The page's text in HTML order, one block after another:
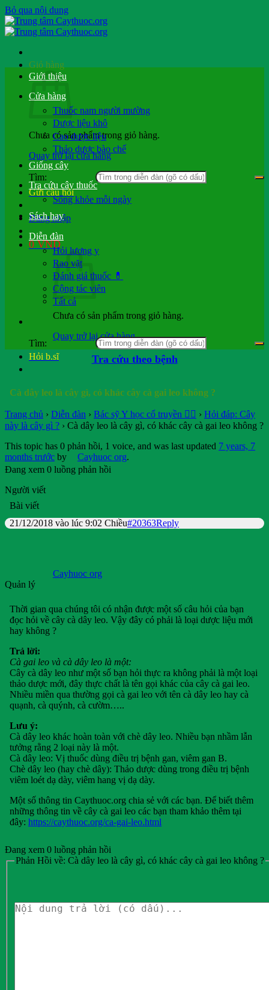
Bỏ qua nội dung
Giỏ hàng
Chưa có sản phẩm trong giỏ hàng.
Quay trở lại cửa hàng
Tìm:
Gửi câu hỏi
Đăng nhập
0VND
Chưa có sản phẩm trong giỏ hàng.
Quay trở lại cửa hàng
Hỏi b.sĩ
Giới thiệu
Cửa hàng
Thuốc nam người mường
Dược liệu khô
Cao dược liệu
Thảo dược bào chế
Giống cây
Tra cứu cây thuốc
Sống khỏe mỗi ngày
Sách hay
Diễn đàn
Hỏi lương y
Rao vặt
Đánh giá thuốc 💊
Cộng tác viên
Tất cả
Tìm:
Tra cứu theo bệnh
Cà dây leo là cây gì, có khác cây cà gai leo không ?
Trang chủ › Diễn đàn › Bác sỹ Y học cổ truyền 👨‍⚕️ › Hỏi đáp: Cây
này là cây gì ? › Cà dây leo là cây gì, có khác cây cà gai leo không ?
This topic has 0 phản hồi, 1 voice, and was last updated 7 years, 7
months trước by Cayhuoc org.
Đang xem 0 luồng phản hồi
Người viết
Bài viết
21/12/2018 vào lúc 9:02 Chiều#20363Reply
Cayhuoc org
Quản lý
Thời gian qua chúng tôi có nhận được một số câu hỏi của bạn
đọc hỏi về cây cà dây leo. Vậy đây có phải là loại dược liệu mới
hay không ?
Trả lời:
Cà gai leo và cà dây leo là một:
Cây cà dây leo như một số bạn hỏi thực ra không phải là một loại
thảo dược mới, đây thực chất là tên gọi khác của cây cà gai leo.
Nhiều miền qua thường gọi cà gai leo với tên cà dây leo hay cà
quạnh, cà quýnh, cà cườm…..
Lưu ý:
Cà dây leo khác hoàn toàn với chè dây leo. Nhiều bạn nhầm lẫn
tưởng rằng 2 loại này là một.
Cà dây leo: Vị thuốc dùng điều trị bệnh gan, viêm gan B.
Chè dây leo (hay chè dây): Thảo dược dùng trong điều trị bệnh
viêm loét dạ dày, viêm hang vị dạ dày.
Một số thông tin Caythuoc.org chia sẻ với các bạn. Để biết thêm
những thông tin về cây cà gai leo các bạn tham khảo thêm tại
đây: https://caythuoc.org/ca-gai-leo.html
Đang xem 0 luồng phản hồi
Phản Hồi về: Cà dây leo là cây gì, có khác cây cà gai leo không ?